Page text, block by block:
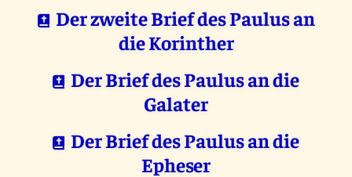
Der zweite Brief des Paulus an
die Korinther
Der Brief des Paulus an die
Galater
Der Brief des Paulus an die
Epheser